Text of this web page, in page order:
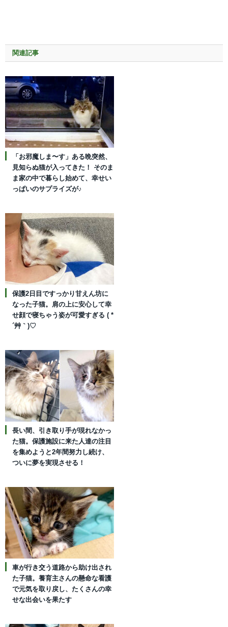
関連記事
「お邪魔しま〜す」ある晩突然、
見知らぬ猫が入ってきた！ そのま
ま家の中で暮らし始めて、幸せい
っぱいのサプライズが♪
保護2日目ですっかり甘えん坊に
なった子猫。肩の上に安心して幸
せ顔で寝ちゃう姿が可愛すぎる ( *
´艸｀)♡
長い間、引き取り手が現れなかっ
た猫。保護施設に来た人達の注目
を集めようと2年間努力し続け、
ついに夢を実現させる！
車が行き交う道路から助け出され
た子猫。養育主さんの懸命な看護
で元気を取り戻し、たくさんの幸
せな出会いを果たす